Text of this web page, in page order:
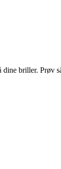
briller. Prøv